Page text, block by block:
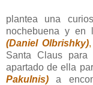
plantea una
nochebuena y en
(Daniel Olbrishky),
Santa Claus
apartado de ella
Pakulnis) a